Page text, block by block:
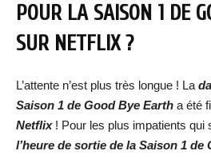
POUR LA SAISON 1 DE
SUR NETFLIX ?
L’attente n’est plus très longue ! La
Saison 1 de Good Bye Earth a été
Netflix ! Pour les plus impatients qui
l’heure de sortie de la Saison 1 de